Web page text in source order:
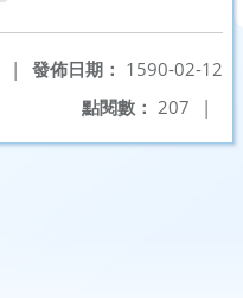
發佈日期： 1590-02-12
|
點閱數： 207 |